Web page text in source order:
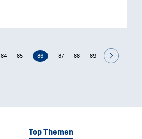
84 85 86 87 88 89
Top Themen